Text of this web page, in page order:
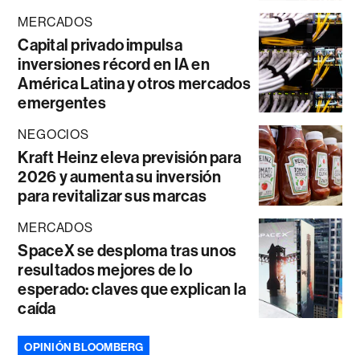
MERCADOS
Capital privado impulsa
inversiones récord en IA en
América Latina y otros mercados
emergentes
NEGOCIOS
Kraft Heinz eleva previsión para
2026 y aumenta su inversión
para revitalizar sus marcas
MERCADOS
SpaceX se desploma tras unos
resultados mejores de lo
esperado: claves que explican la
caída
OPINIÓN BLOOMBERG